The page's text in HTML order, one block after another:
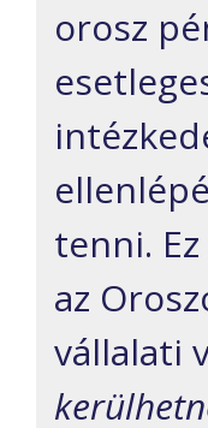
orosz
tenni.
az
vállalati